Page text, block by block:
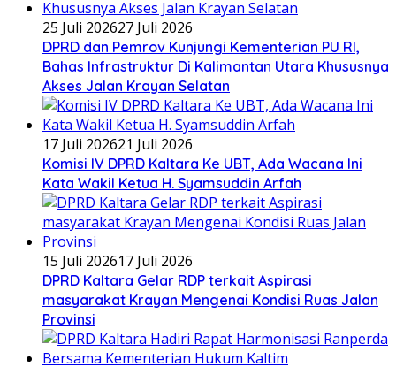
25 Juli 202627 Juli 2026
DPRD dan Pemrov Kunjungi Kementerian PU RI,
Bahas Infrastruktur Di Kalimantan Utara Khususnya
Akses Jalan Krayan Selatan
17 Juli 202621 Juli 2026
Komisi IV DPRD Kaltara Ke UBT, Ada Wacana Ini
Kata Wakil Ketua H. Syamsuddin Arfah
15 Juli 202617 Juli 2026
DPRD Kaltara Gelar RDP terkait Aspirasi
masyarakat Krayan Mengenai Kondisi Ruas Jalan
Provinsi